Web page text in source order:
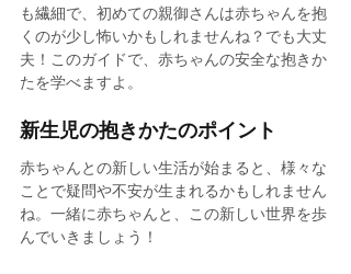
も繊細で、初めての親御さんは赤ちゃんを抱
くのが少し怖いかもしれませんね？でも大丈
夫！このガイドで、赤ちゃんの安全な抱きか
たを学べますよ。
新生児の抱きかたのポイント
赤ちゃんとの新しい生活が始まると、様々な
ことで疑問や不安が生まれるかもしれません
ね。一緒に赤ちゃんと、この新しい世界を歩
んでいきましょう！